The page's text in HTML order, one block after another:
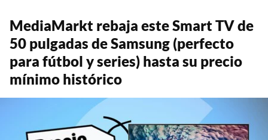
MediaMarkt rebaja este Smart TV de
50 pulgadas de Samsung (perfecto
para fútbol y series) hasta su precio
mínimo histórico